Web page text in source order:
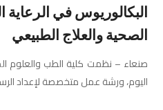
البكالوريوس في الرعاية
الصحية والعلاج الطبيعي
صنعاء – نظمت كلية الطب والعلوم
اليوم، ورشة عمل متخصصة لإعداد